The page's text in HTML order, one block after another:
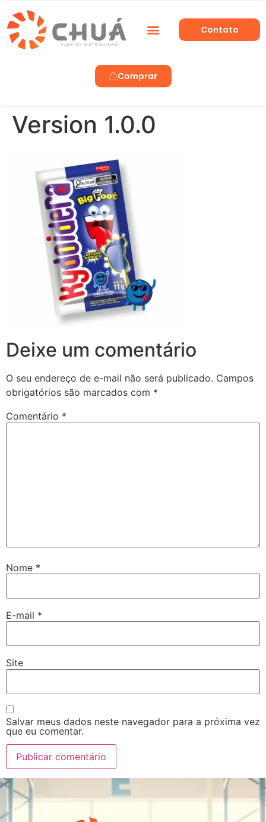
Comprar
Contato
Version 1.0.0
Deixe um comentário
O seu endereço de e-mail não será publicado. Campos
obrigatórios são marcados com *
Comentário *
Nome *
E-mail *
Site
Salvar meus dados neste navegador para a próxima vez
que eu comentar.